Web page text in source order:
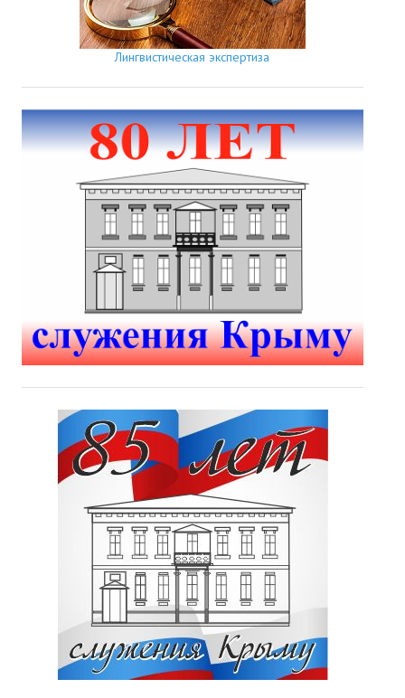
Лингвистическая экспертиза